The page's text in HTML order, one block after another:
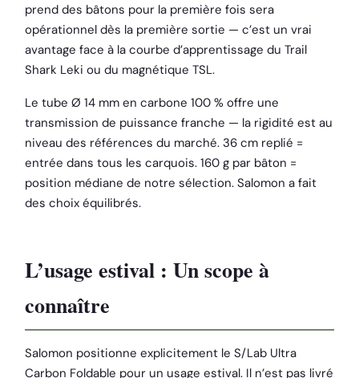
prend des bâtons pour la première fois sera
opérationnel dès la première sortie — c’est un vrai
avantage face à la courbe d’apprentissage du Trail
Shark Leki ou du magnétique TSL.
Le tube Ø 14 mm en carbone 100 % offre une
transmission de puissance franche — la rigidité est au
niveau des références du marché. 36 cm replié =
entrée dans tous les carquois. 160 g par bâton =
position médiane de notre sélection. Salomon a fait
des choix équilibrés.
L’usage estival : Un scope à
connaître
Salomon positionne explicitement le S/Lab Ultra
Carbon Foldable pour un usage estival. Il n’est pas livré